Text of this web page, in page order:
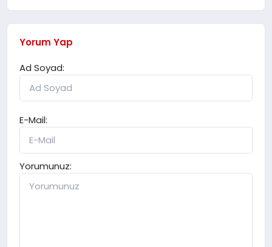
Yorum Yap
Ad Soyad:
E-Mail:
Yorumunuz: